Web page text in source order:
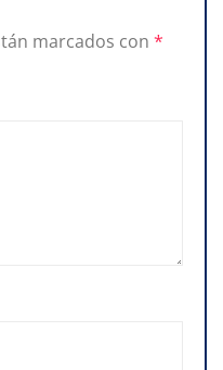
marcados con *